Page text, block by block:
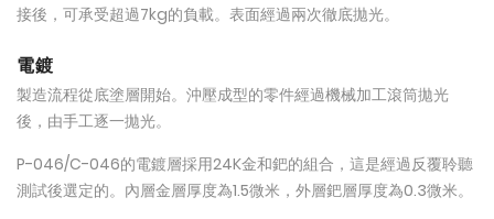
接後，可承受超過7kg的負載。表面經過兩次徹底拋光。
電鍍
製造流程從底塗層開始。沖壓成型的零件經過機械加工滾筒拋光
後，由手工逐一拋光。
P-046/C-046的電鍍層採用24K金和鈀的組合，這是經過反覆聆聽
測試後選定的。內層金層厚度為1.5微米，外層鈀層厚度為0.3微米。